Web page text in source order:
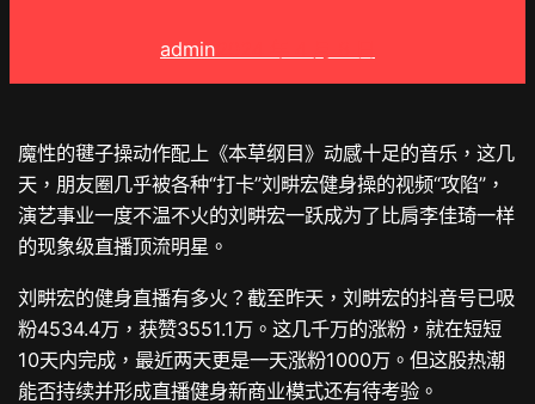
admin
魔性的毽子操动作配上《本草纲目》动感十足的音乐，这几
天，朋友圈几乎被各种“打卡”刘畊宏健身操的视频“攻陷”，
演艺事业一度不温不火的刘畊宏一跃成为了比肩李佳琦一样
的现象级直播顶流明星。
刘畊宏的健身直播有多火？截至昨天，刘畊宏的抖音号已吸
粉4534.4万，获赞3551.1万。这几千万的涨粉，就在短短
10天内完成，最近两天更是一天涨粉1000万。但这股热潮
能否持续并形成直播健身新商业模式还有待考验。